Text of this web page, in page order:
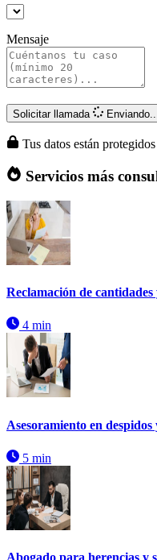
Mensaje
Solicitar llamada Enviando...
Tus datos están protegidos
Servicios más
Reclamación de
4 min
Asesoramiento en
5 min
Abogado para herencias y